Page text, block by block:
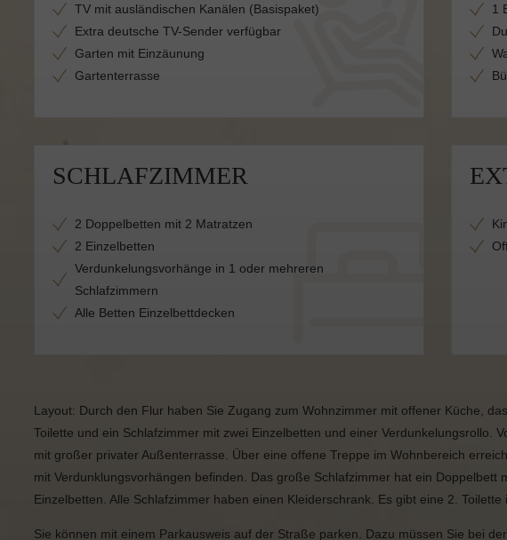
TV mit ausländischen Kanälen (Basispaket)
Extra deutsche TV-Sender verfügbar
Garten mit Einzäunung
Gartenterrasse
1
SCHLAFZIMMER
2 Doppelbetten mit 2 Matratzen
2 Einzelbetten
Verdunkelungsvorhänge in 1 oder mehreren
Schlafzimmern
Alle Betten Einzelbettdecken
Layout: Durch den Flur haben Sie Zugang zum Wohnzimmer mit offener Küche,
Toilette und ein Schlafzimmer mit zwei Einzelbetten und einer Verdunkelungsrollo.
mit großer privater Außenterrasse. Über eine offene Treppe im Wohnbereich
mit Verdunklungsvorhängen befinden. Das große Schlafzimmer hat ein Doppelbett
Einzelbetten. Alle Schlafzimmer haben einen Kleiderschrank. Es gibt eine 2. Toilette
Sie können mit einem Parkausweis auf der Straße parken. Dazu müssen Sie bei